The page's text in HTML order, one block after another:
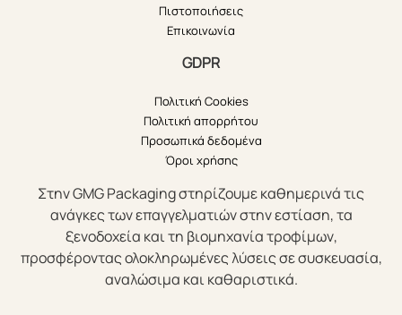
Πιστοποιήσεις
Επικοινωνία
GDPR
Πολιτική Cookies
Πολιτική απορρήτου
Προσωπικά δεδομένα
Όροι χρήσης
Στην GMG Packaging στηρίζουμε καθημερινά τις
ανάγκες των επαγγελματιών στην εστίαση, τα
ξενοδοχεία και τη βιομηχανία τροφίμων,
προσφέροντας ολοκληρωμένες λύσεις σε συσκευασία,
αναλώσιμα και καθαριστικά.